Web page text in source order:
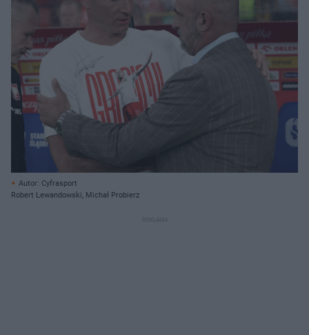
Autor: Cyfrasport
Robert Lewandowski, Michał Probierz